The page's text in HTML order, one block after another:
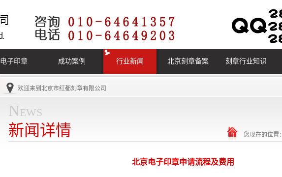
电子印章 成功案例 行业新闻 北京刻章备案 刻章行业知识
欢迎来到 北京市红都刻章有限公司
News
新闻详情
您现在的位置：
北京电子印章申请流程及费用